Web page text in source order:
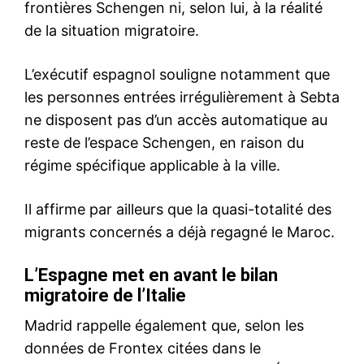
S'ABONNER MAINTENANT
Insight Publications
À propos
Nous contacter
Formules d’abonnement